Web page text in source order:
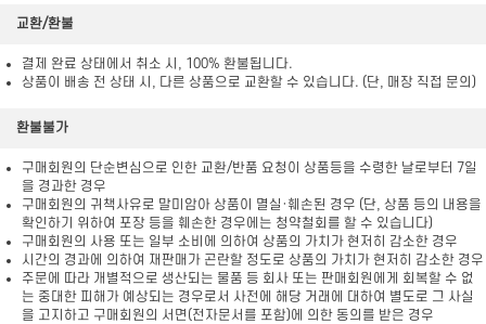
교환/환불
결제 완료 상태에서 취소 시, 100% 환불됩니다.
상품이 배송 전 상태 시, 다른 상품으로 교환할 수 있습니다. (단, 매장 직접 문의)
환불불가
구매회원의 단순변심으로 인한 교환/반품 요청이 상품등을 수령한 날로부터 7일
을 경과한 경우
구매회원의 귀책사유로 말미암아 상품이 멸실·훼손된 경우 (단, 상품 등의 내용을
확인하기 위하여 포장 등을 훼손한 경우에는 청약철회를 할 수 있습니다)
구매회원의 사용 또는 일부 소비에 의하여 상품의 가치가 현저히 감소한 경우
시간의 경과에 의하여 재판매가 곤란할 정도로 상품의 가치가 현저히 감소한 경우
주문에 따라 개별적으로 생산되는 물품 등 회사 또는 판매회원에게 회복할 수 없
는 중대한 피해가 예상되는 경우로서 사전에 해당 거래에 대하여 별도로 그 사실
을 고지하고 구매회원의 서면(전자문서를 포함)에 의한 동의를 받은 경우